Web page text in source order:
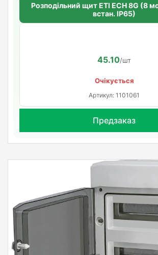
Розподільний щит ETI ECH 8G (8
встан. IP65)
45.10/шт
Очікується
Артикул: 1101061
Предзаказ